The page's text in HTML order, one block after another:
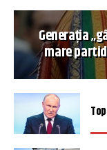
Generația
mare